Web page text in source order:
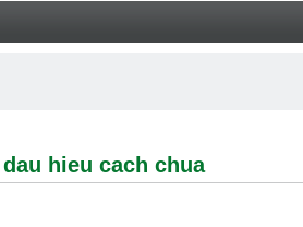
cach chua - Welcome
hieu cach chua